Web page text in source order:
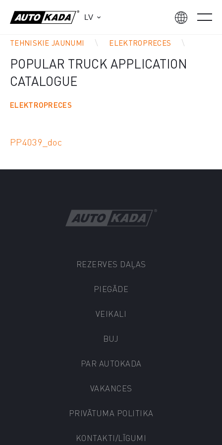
LV
TEHNISKIE JAUNUMI ELEKTROPRECES
POPULAR TRUCK APPLICATION
CATALOGUE
ELEKTROPRECES
PP4039_doc
REZERVES DAĻAS
PIEGĀDE
VEIKALI
BUJ
PAR AUTOKADA
VAKANCES
PRIVĀTUMA POLITIKA
KONTAKTI/LĪGUMI